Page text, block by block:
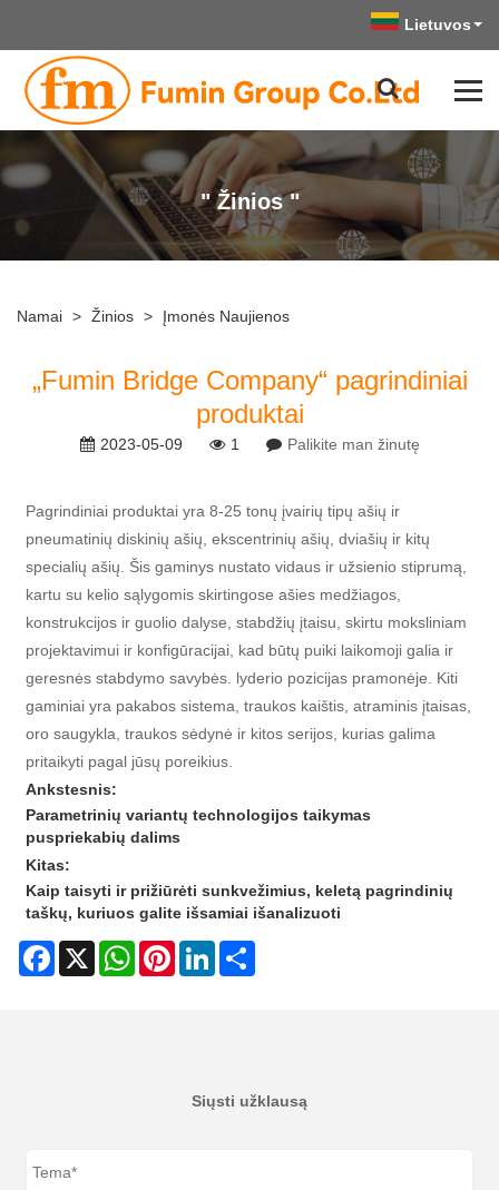
Lietuvos
" Žinios "
Namai > Žinios > Įmonės Naujienos
„Fumin Bridge Company“ pagrindiniai
produktai
2023-05-09 1 Palikite man žinutę
Pagrindiniai produktai yra 8-25 tonų įvairių tipų ašių ir
pneumatinių diskinių ašių, ekscentrinių ašių, dviašių ir kitų
specialių ašių. Šis gaminys nustato vidaus ir užsienio stiprumą,
kartu su kelio sąlygomis skirtingose ​​ašies medžiagos,
konstrukcijos ir guolio dalyse, stabdžių įtaisu, skirtu moksliniam
projektavimui ir konfigūracijai, kad būtų puiki laikomoji galia ir
geresnės stabdymo savybės. lyderio pozicijas pramonėje. Kiti
gaminiai yra pakabos sistema, traukos kaištis, atraminis įtaisas,
oro saugykla, traukos sėdynė ir kitos serijos, kurias galima
pritaikyti pagal jūsų poreikius.
Ankstesnis:
Parametrinių variantų technologijos taikymas
puspriekabių dalims
Kitas:
Kaip taisyti ir prižiūrėti sunkvežimius, keletą pagrindinių
taškų, kuriuos galite išsamiai išanalizuoti
Facebook
X WhatsAppPinterestLinkedIn
Siųsti užklausą